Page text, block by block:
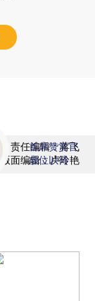
责任编辑：蒋飞
版面编辑：卢玲艳
首席赞赏官
虚位以待